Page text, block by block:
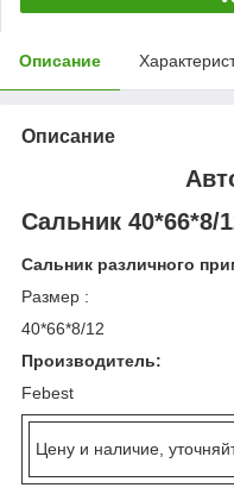
Описание
Описание
Сальник 40*66*8/
Сальник различного
Размер :
40*66*8/12
Производитель:
Febest
Цену и наличие,